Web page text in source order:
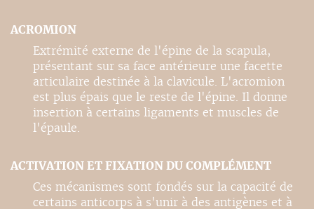
ACROMION
Extrémité externe de l'épine de la scapula,
présentant sur sa face antérieure une facette
articulaire destinée à la clavicule. L'acromion
est plus épais que le reste de l'épine. Il donne
insertion à certains ligaments et muscles de
l'épaule.
ACTIVATION ET FIXATION DU COMPLÉMENT
Ces mécanismes sont fondés sur la capacité de
certains anticorps à s'unir à des antigènes et à